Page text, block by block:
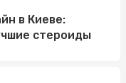
в Киеве:
стероиды